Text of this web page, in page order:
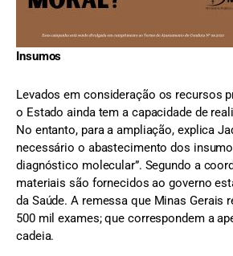
Insumos
Levados em consideração os recursos
o Estado ainda tem a capacidade de
No entanto, para a ampliação, explica
necessário o abastecimento dos
diagnóstico molecular”. Segundo a
materiais são fornecidos ao governo
da Saúde. A remessa que Minas Gerais
500 mil exames; que correspondem a
cadeia.